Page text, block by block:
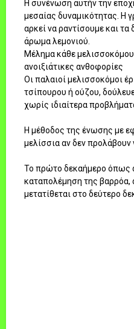
Η συνένωση αυτήν την
μεσαίας δυναμικότητας. Η
αρκεί να ραντίσουμε και
άρωμα λεμονιού.
Μέλημα κάθε
ανοιξιάτικες ανθοφορίες
Οι παλαιοί μελισσοκόμοι
τσίπουρου ή ούζου,
χωρίς ιδιαίτερα
Η μέθοδος της ένωσης με
μελίσσια αν δεν
Το πρώτο δεκαήμερο όπως
καταπολέμηση της βαρρόα,
μετατίθεται στο δεύτερο